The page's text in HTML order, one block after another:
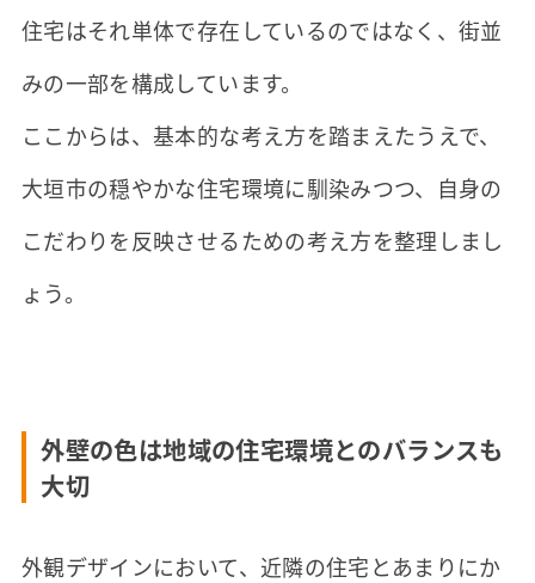
住宅はそれ単体で存在しているのではなく、街並
みの一部を構成しています。
ここからは、基本的な考え方を踏まえたうえで、
大垣市の穏やかな住宅環境に馴染みつつ、自身の
こだわりを反映させるための考え方を整理しまし
ょう。
外壁の色は地域の住宅環境とのバランスも
大切
外観デザインにおいて、近隣の住宅とあまりにか